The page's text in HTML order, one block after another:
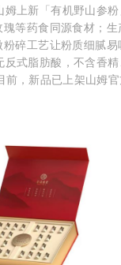
上新「有机野山参
等药食同源食材；
碎工艺让粉质细腻
式脂肪酸，不含香
前，新品已上架山姆